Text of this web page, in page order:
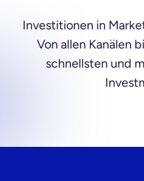
Investitionen in
Von allen Kanälen
schnellsten und